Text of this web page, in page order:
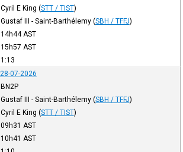
Cyril E King (STT / TIST)
Gustaf III - Saint-Barthélemy (SBH / TFFJ)
14h44 AST
15h57 AST
1:13
28-07-2026
BN2P
Gustaf III - Saint-Barthélemy (SBH / TFFJ)
Cyril E King (STT / TIST)
09h31 AST
10h41 AST